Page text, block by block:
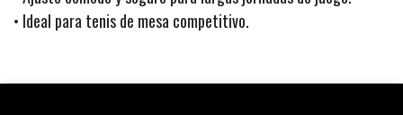
• Ideal para tenis de mesa competitivo.